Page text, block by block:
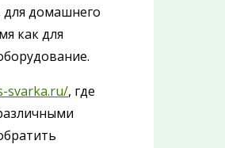
для домашнего
как для
svarka.ru/, где